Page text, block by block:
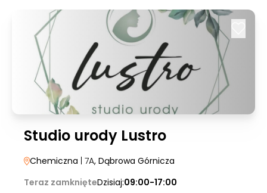
Studio urody Lustro
Chemiczna | 7A, Dąbrowa Górnicza
Teraz zamknięteDzisiaj:09:00-17:00